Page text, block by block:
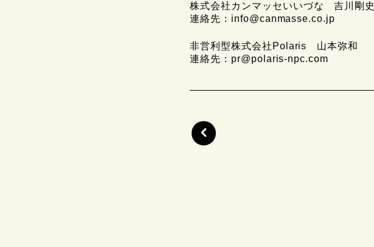
株式会社カンマッセいいづな 吉川剛史
連絡先：info@canmasse.co.jp
非営利型株式会社Polaris 山本弥和
連絡先：pr@polaris-npc.com